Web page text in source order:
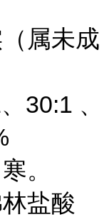
属未成
30:1 、
。
盐酸